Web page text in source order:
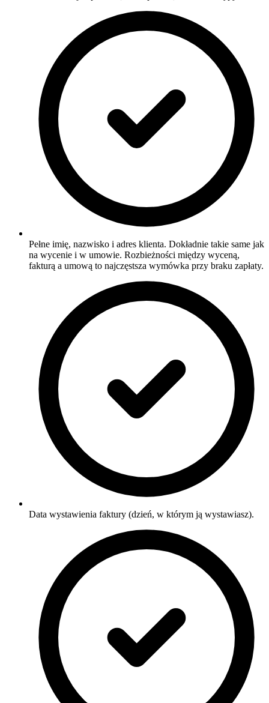
Pełne imię, nazwisko i adres klienta. Dokładnie takie same jak
na wycenie i w umowie. Rozbieżności między wyceną,
fakturą a umową to najczęstsza wymówka przy braku zapłaty.
Data wystawienia faktury (dzień, w którym ją wystawiasz).